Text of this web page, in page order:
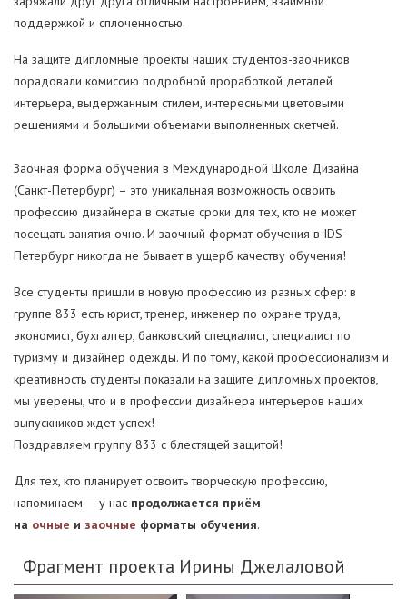
поддержкой и сплоченностью.
На защите дипломные проекты наших студентов-заочников
порадовали комиссию подробной проработкой деталей
интерьера, выдержанным стилем, интересными цветовыми
решениями и большими объемами выполненных скетчей.
Заочная форма обучения в Международной Школе Дизайна
(Санкт-Петербург) – это уникальная возможность освоить
профессию дизайнера в сжатые сроки для тех, кто не может
посещать занятия очно. И заочный формат обучения в IDS-
Петербург никогда не бывает в ущерб качеству обучения!
Все студенты пришли в новую профессию из разных сфер: в
группе 833 есть юрист, тренер, инженер по охране труда,
экономист, бухгалтер, банковский специалист, специалист по
туризму и дизайнер одежды. И по тому, какой профессионализм и
креативность студенты показали на защите дипломных проектов,
мы уверены, что и в профессии дизайнера интерьеров наших
выпускников ждет успех!
Поздравляем группу 833 с блестящей защитой!
Для тех, кто планирует освоить творческую профессию,
напоминаем — у нас продолжается приём
на очные и заочные форматы обучения.
Фрагмент проекта Ирины Джелаловой